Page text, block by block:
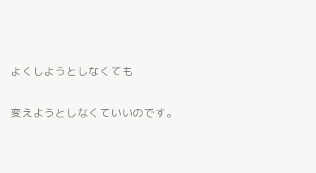
よくしようとしなくても
変えようとしなくていいのです。